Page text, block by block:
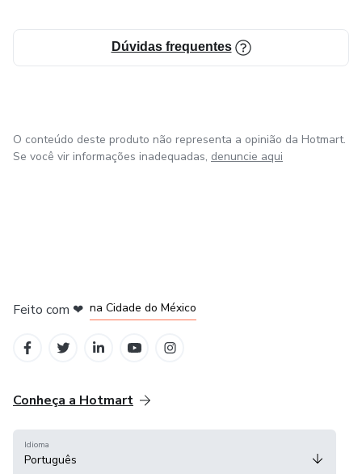
Dúvidas frequentes
O conteúdo deste produto não representa a opinião da Hotmart.
Se você vir informações inadequadas, denuncie aqui
Feito com ❤ na Cidade do México
Conheça a Hotmart
Idioma
Português